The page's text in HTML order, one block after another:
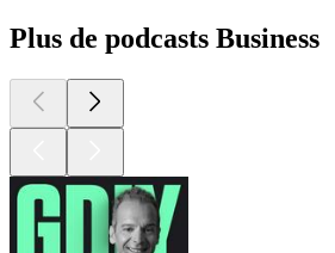
Plus de podcasts Business